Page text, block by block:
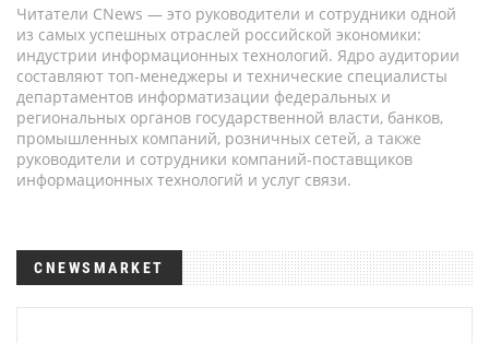
Читатели CNews — это руководители и сотрудники одной
из самых успешных отраслей российской экономики:
индустрии информационных технологий. Ядро аудитории
составляют топ-менеджеры и технические специалисты
департаментов информатизации федеральных и
региональных органов государственной власти, банков,
промышленных компаний, розничных сетей, а также
руководители и сотрудники компаний-поставщиков
информационных технологий и услуг связи.
CNEWSMARKET